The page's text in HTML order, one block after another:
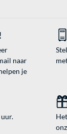
naar
je